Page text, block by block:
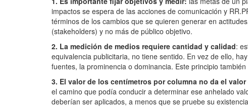
impactos se espera de las acciones de comunicación y
términos de los cambios que se quieren generar en
(stakeholders) y no más de público objetivo.
2. La medición de medios requiere cantidad y calidad:
equivalencia publicitaria, no tiene sentido. En vez de ello,
fuentes, la prominencia o dominancia. Este principio
3. El valor de los centímetros por columna no da el
el camino que podía conducir a determinar ese anhelado
deberían ser aplicados, a menos que se pruebe su